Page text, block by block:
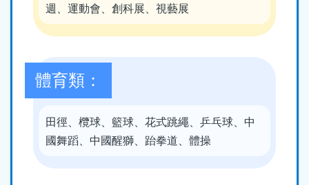
週、運動會、創科展、視藝展
體育類：
田徑、欖球、籃球、花式跳繩、乒乓球、中
國舞蹈、中國醒獅、跆拳道、體操